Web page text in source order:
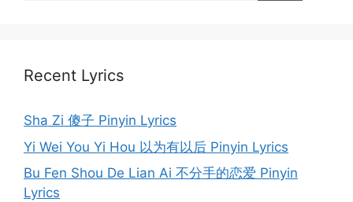
Recent Lyrics
Sha Zi 傻子 Pinyin Lyrics
Yi Wei You Yi Hou 以为有以后 Pinyin Lyrics
Bu Fen Shou De Lian Ai 不分手的恋爱 Pinyin
Lyrics